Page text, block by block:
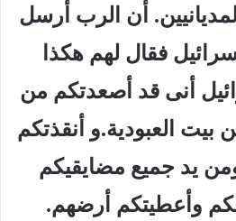
أن الرب أرسل
فقال لهم هكذا
أنى قد أصعدتكم من
العبودية.و أنقذتكم
يد جميع مضايقيكم
وأعطيتكم أرضهم.